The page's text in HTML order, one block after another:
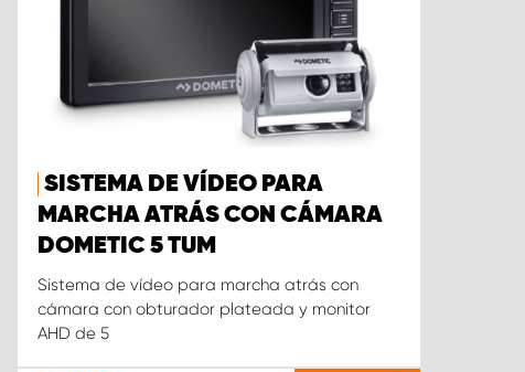
SISTEMA DE VÍDEO PARA
MARCHA ATRÁS CON CÁMARA
DOMETIC 5 TUM
Sistema de vídeo para marcha atrás con
cámara con obturador plateada y monitor
AHD de 5